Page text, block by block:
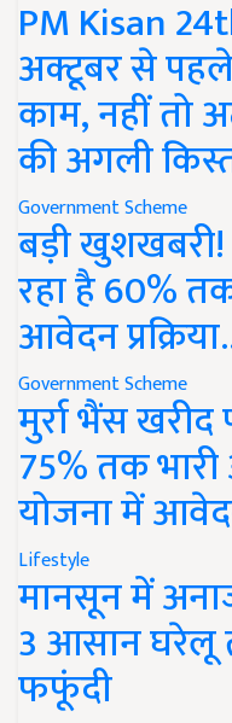
PM Kisan
अक्टूबर से
काम, नहीं तो
की अगली
Government Scheme
बड़ी
रहा है 60%
आवेदन
Government Scheme
मुर्रा भैंस
75% तक
योजना में
Lifestyle
मानसून में
3 आसान घरेलू
फफूंदी